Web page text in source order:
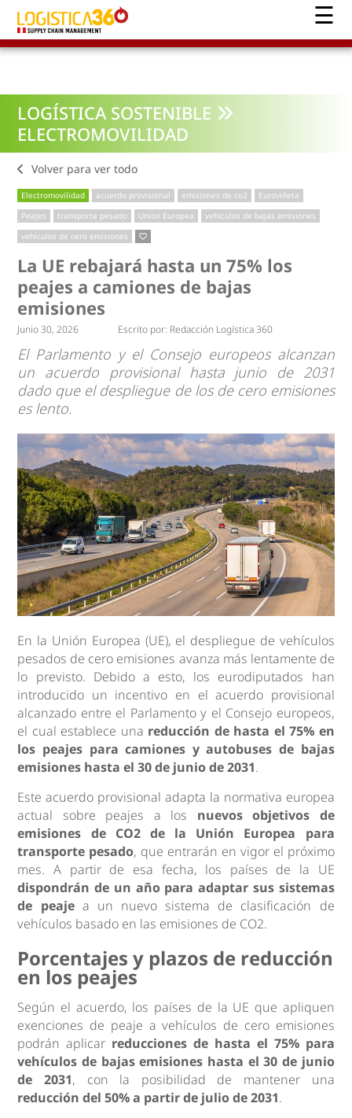
LOGÍSTICA SOSTENIBLE
ELECTROMOVILIDAD
Volver para ver todo
Electromovilidad acuerdo provisional emisiones de co2
Euroviñeta
Peajes
transporte pesado Unión Europea
vehículos de bajas emisiones
vehículos de cero emisiones
La UE rebajará hasta un 75% los
peajes a camiones de bajas
emisiones
Junio 30, 2026 Escrito por: Redacción Logística 360
El Parlamento y el Consejo europeos alcanzan
un acuerdo provisional hasta junio de 2031
dado que el despliegue de los de cero emisiones
es lento.
En la Unión Europea (UE), el despliegue de vehículos
pesados de cero emisiones avanza más lentamente de
lo previsto. Debido a esto, los eurodiputados han
introducido un incentivo en el acuerdo provisional
alcanzado entre el Parlamento y el Consejo europeos,
el cual establece una reducción de hasta el 75% en
los peajes para camiones y autobuses de bajas
emisiones hasta el 30 de junio de 2031.
Este acuerdo provisional adapta la normativa europea
actual sobre peajes a los nuevos objetivos de
emisiones de CO2 de la Unión Europea para
transporte pesado, que entrarán en vigor el próximo
mes. A partir de esa fecha, los países de la UE
dispondrán de un año para adaptar sus sistemas
de peajea un nuevo sistema de clasificación de
vehículos basado en las emisiones de CO2.
Porcentajes y plazos de reducción
en los peajes
Según el acuerdo, los países de la UE que apliquen
exenciones de peaje a vehículos de cero emisiones
podrán aplicar reducciones de hasta el 75% para
vehículos de bajas emisiones hasta el 30 de junio
de 2031, con la posibilidad de mantener una
reducción del 50% a partir de julio de 2031.